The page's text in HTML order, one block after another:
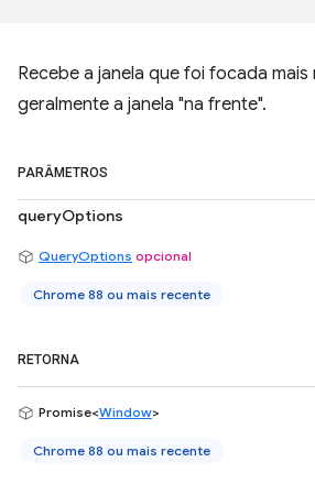
Recebe a janela que foi focada
geralmente a janela "na frente".
PARÂMETROS
queryOptions
QueryOptions opcional
Chrome 88 ou mais recente
RETORNA
Promise<Window>
Chrome 88 ou mais recente